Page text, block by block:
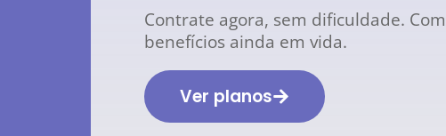
Contrate agora, sem dificuldade. Com
benefícios ainda em vida.
Ver planos